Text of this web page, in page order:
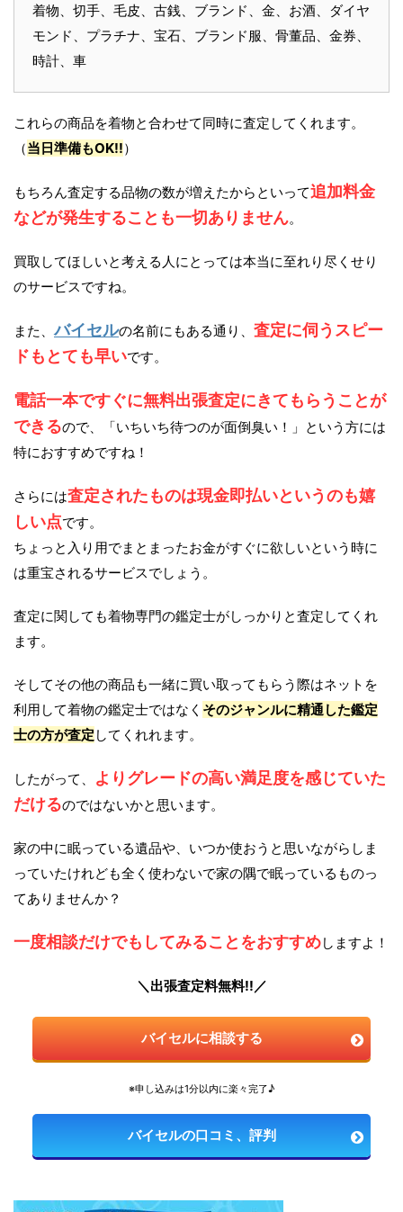
着物、切手、毛皮、古銭、ブランド、金、お酒、ダイヤ
モンド、プラチナ、宝石、ブランド服、骨董品、金券、
時計、車
これらの商品を着物と合わせて同時に査定してくれます。
（当日準備もOK!!）
もちろん査定する品物の数が増えたからといって追加料金
などが発生することも一切ありません。
買取してほしいと考える人にとっては本当に至れり尽くせり
のサービスですね。
また、バイセルの名前にもある通り、 査定に伺うスピー
ドもとても早いです。
電話一本ですぐに無料出張査定にきてもらうことが
できるので、「いちいち待つのが面倒臭い！」という方には
特におすすめですね！
さらには査定されたものは現金即払いというのも嬉
しい点です。
ちょっと入り用でまとまったお金がすぐに欲しいという時に
は重宝されるサービスでしょう。
査定に関しても着物専門の鑑定士がしっかりと査定してくれ
ます。
そしてその他の商品も一緒に買い取ってもらう際はネットを
利用して着物の鑑定士ではなく そのジャンルに精通した鑑定
士の方が査定 してくれれます。
したがって、
よりグレードの高い満足度を感じていた
だけるのではないかと思います。
家の中に眠っている遺品や、いつか使おうと思いながらしま
っていたけれども全く使わないで家の隅で眠っているものっ
てありませんか？
一度相談だけでもしてみることをおすすめしますよ！
＼出張査定料無料!!／
バイセルに相談する
※申し込みは1分以内に楽々完了♪
バイセルの口コミ、評判